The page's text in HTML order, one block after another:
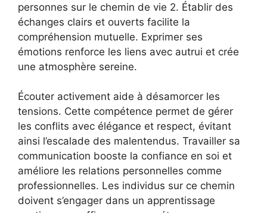
personnes sur le chemin de vie 2. Établir des
échanges clairs et ouverts facilite la
compréhension mutuelle. Exprimer ses
émotions renforce les liens avec autrui et crée
une atmosphère sereine.
Écouter activement aide à désamorcer les
tensions. Cette compétence permet de gérer
les conflits avec élégance et respect, évitant
ainsi l’escalade des malentendus. Travailler sa
communication booste la confiance en soi et
améliore les relations personnelles comme
professionnelles. Les individus sur ce chemin
doivent s’engager dans un apprentissage